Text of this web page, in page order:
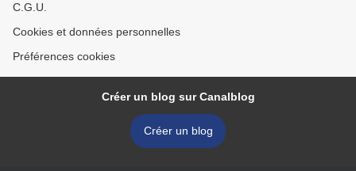
C.G.U.
Cookies et données personnelles
Préférences cookies
Créer un blog sur Canalblog
Créer un blog